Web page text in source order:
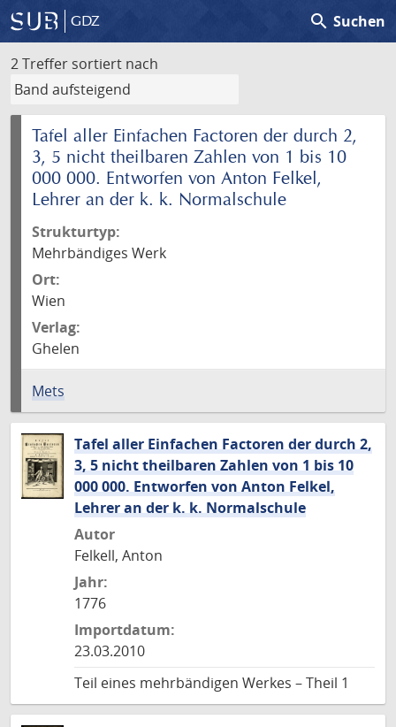
GDZ search Suchen
2 Treffer sortiert nach
Tafel aller Einfachen Factoren der durch 2,
3, 5 nicht theilbaren Zahlen von 1 bis 10
000 000. Entworfen von Anton Felkel,
Lehrer an der k. k. Normalschule
Strukturtyp:
Mehrbändiges Werk
Ort:
Wien
Verlag:
Ghelen
Mets
Tafel aller Einfachen Factoren der durch 2,
3, 5 nicht theilbaren Zahlen von 1 bis 10
000 000. Entworfen von Anton Felkel,
Lehrer an der k. k. Normalschule
Autor
Felkell, Anton
Jahr:
1776
Importdatum:
23.03.2010
Teil eines mehrbändigen Werkes – Theil 1